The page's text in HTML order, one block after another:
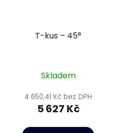
T-kus – 45°
Skladem
4 650,41 Kč bez DPH
5 627 Kč